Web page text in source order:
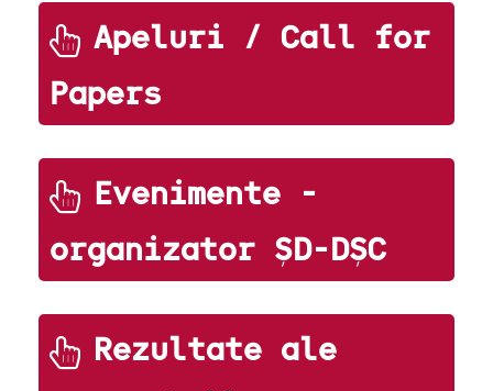
Apeluri / Call for
Papers
Evenimente -
organizator ȘD-DȘC
Rezultate ale